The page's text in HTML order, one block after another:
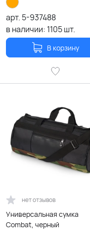
арт. 5-937488
в наличии: 1105шт.
В корзину
нет отзывов
Универсальная сумка
Combat, черный